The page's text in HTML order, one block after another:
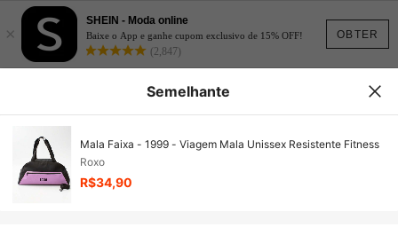
OBTER
×
SHEIN - Moda online
Baixe o App e ganhe cupom exclusivo de 15% OFF!
(2,847)
Semelhante
Mala Faixa - 1999 - Viagem Mala Unissex Resistente Fitness
Roxo
R$34,90